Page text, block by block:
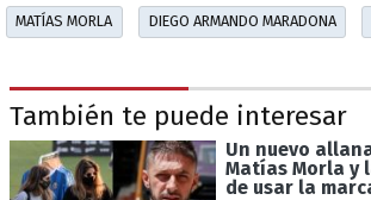
MATÍAS MORLA DIEGO ARMANDO MARADONA
También te puede interesar
Un nuevo
Matías Morla y
de usar la